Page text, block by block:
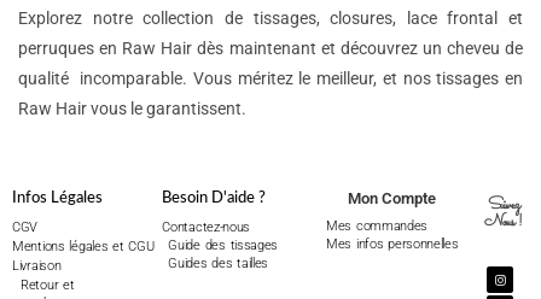
Explorez notre collection de tissages, closures, lace frontal et
perruques en Raw Hair dès maintenant et découvrez un cheveu de
qualité incomparable. Vous méritez le meilleur, et nos tissages en
Raw Hair vous le garantissent.
Infos Légales
CGV
Mentions légales et CGU
Livraison
Retour et
Besoin D'aide ?
Contactez-nous
Guide des tissages
Guides des tailles
Mon Compte
Mes commandes
Mes infos personnelles
Suivez
Nous !